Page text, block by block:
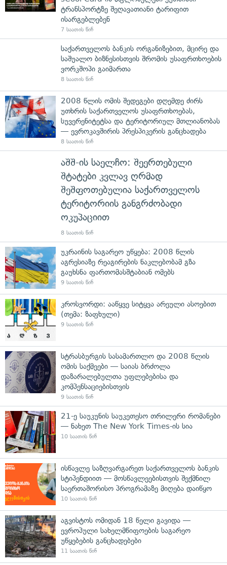
ტრანსპორტზე შეღავათიანი ტარიფით
ისარგებლებენ
7 საათის წინ
საქართველოს ბანკის ორგანიზებით, მცირე და
საშუალო ბიზნესისთვის შრომის უსაფრთხოების
ვორკშოპი გაიმართა
8 საათის წინ
2008 წლის ომის შედეგები დღემდე ძირს
უთხრის საქართველოს უსაფრთხოებას,
სუვერენიტეტსა და ტერიტორიულ მთლიანობას
— ევროკავშირის პრესპიკერის განცხადება
8 საათის წინ
აშშ-ის საელჩო: შეერთებული
შტატები კვლავ ღრმად
შეშფოთებულია საქართველოს
ტერიტორიის განგრძობადი
ოკუპაციით
8 საათის წინ
უკრაინის საგარეო უწყება: 2008 წლის
აგრესიაზე რეაგირების ნაკლებობამ გზა
გაუხსნა ფართომასშტაბიან ომებს
9 საათის წინ
კროსვორდი: ააწყვე სიტყვა არეული ასოებით
(თემა: ზაფხული)
9 საათის წინ
სტრასბურგის სასამართლო და 2008 წლის
ომის საქმეები — საიას ბრძოლა
დაზარალებულთა უფლებებისა და
კომპენსაციებისთვის
9 საათის წინ
21-ე საუკუნის საუკეთესო თრილერი რომანები
— ნახეთ The New York Times-ის სია
10 საათის წინ
ისწავლე საზღვარგარეთ საქართველოს ბანკის
სტიპენდიით — მოსწავლეებისთვის შექმნილ
საერთაშორისო პროგრამაზე მიღება დაიწყო
10 საათის წინ
აგვისტოს ომიდან 18 წელი გავიდა —
ევროპული სახელმწიფოების საგარეო
უწყებების განცხადებები
11 საათის წინ